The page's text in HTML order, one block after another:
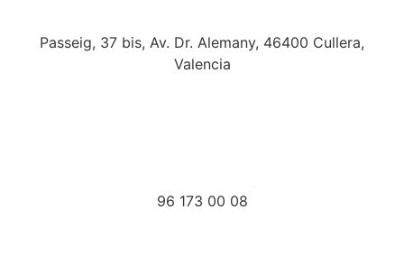
Passeig, 37 bis, Av. Dr. Alemany, 46400 Cullera,
Valencia
96 173 00 08